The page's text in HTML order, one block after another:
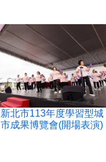
新北市113年度學習型城
市成果博覽會(開場表演)